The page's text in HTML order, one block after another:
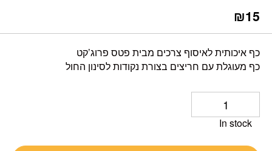
₪15
כף איכותית לאיסוף צרכים מבית פטס פרוג’קט
כף מעוגלת עם חריצים בצורת נקודות לסינון החול
In stock